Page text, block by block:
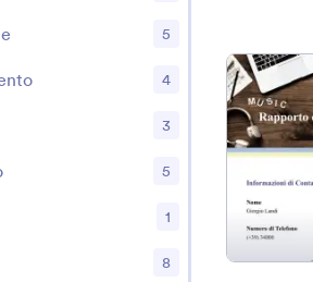
qualsiasi
archiviato.
Preventivo
base ai tuoi
di Jotform.
trascinare e
bisogno di
5
4
3
5
1
8